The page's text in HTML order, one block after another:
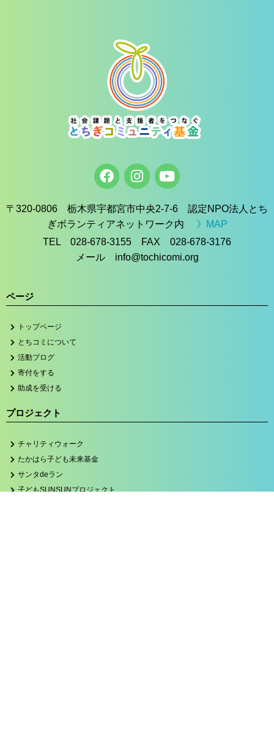
〒320-0806 栃木県宇都宮市中央2-7-6 認定NPO法人とち
ぎボランティアネットワーク内 》MAP
TEL 028-678-3155 FAX 028-678-3176
メール info@tochicomi.org
ページ
トップページ
とちコミについて
活動ブログ
寄付をする
助成を受ける
プロジェクト
チャリティウォーク
たかはら子ども未来基金
サンタdeラン
子どもSUNSUNプロジェクト